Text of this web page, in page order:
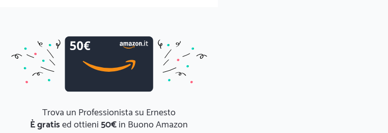
Trova un Professionista su Ernesto
È gratised ottieni50€in Buono Amazon